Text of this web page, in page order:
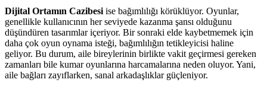
Dijital Ortamın Cazibesi ise bağımlılığı körüklüyor. Oyunlar,
genellikle kullanıcının her seviyede kazanma şansı olduğunu
düşündüren tasarımlar içeriyor. Bir sonraki elde kaybetmemek için
daha çok oyun oynama isteği, bağımlılığın tetikleyicisi haline
geliyor. Bu durum, aile bireylerinin birlikte vakit geçirmesi gereken
zamanları bile kumar oyunlarına harcamalarına neden oluyor. Yani,
aile bağları zayıflarken, sanal arkadaşlıklar güçleniyor.